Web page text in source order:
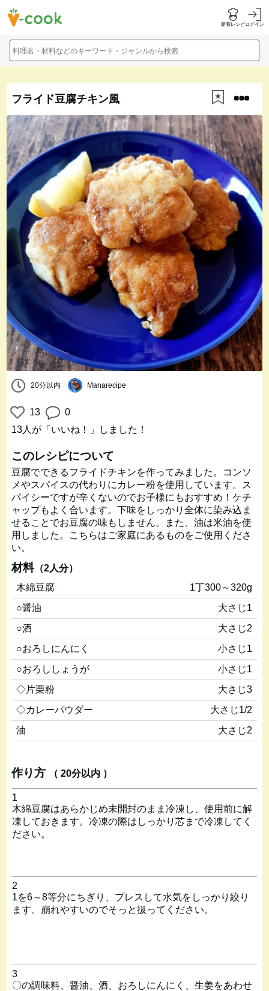
新着レシピログイン
料理名・材料などのキーワード・ジャンルから検索
フライド豆腐チキン風
20分以内 Manarecipe
13
0
13人 が「いいね！」しました！
このレシピについて
豆腐でできるフライドチキンを作ってみました。コンソ
メやスパイスの代わりにカレー粉を使用しています。ス
パイシーですが辛くないのでお子様にもおすすめ！ケチ
ャップもよく合います。下味をしっかり全体に染み込ま
せることでお豆腐の味もしません。また、油は米油を使
用しました。こちらはご家庭にあるものをご使用くださ
い。
材料（2人分）
木綿豆腐
1丁300～320g
○醤油
大さじ1
○酒
大さじ2
○おろしにんにく
小さじ1
○おろししょうが
小さじ1
◇片栗粉
大さじ3
◇カレーパウダー
大さじ1/2
油
大さじ2
作り方 （ 20分以内 ）
1
木綿豆腐はあらかじめ未開封のまま冷凍し、使用前に解
凍しておきます。冷凍の際はしっかり芯まで冷凍してく
ださい。
2
1を6～8等分にちぎり、プレスして水気をしっかり絞り
ます。崩れやすいのでそっと扱ってください。
3
〇の調味料、醤油、酒、おろしにんにく、生姜をあわせ